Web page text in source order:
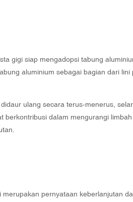
gigi siap mengadopsi tabung
aluminium sebagai bagian dari
ulang secara terus-menerus,
dalam mengurangi
pernyataan keberlanjutan